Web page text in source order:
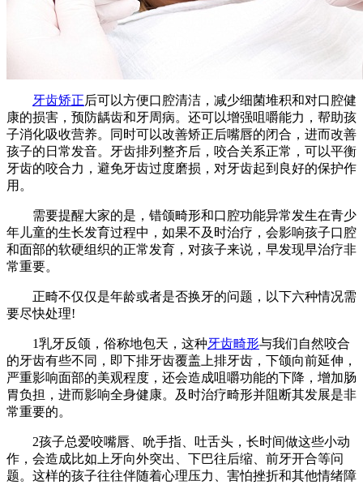
牙齿矫正后可以方便口腔清洁，减少细菌堆积和对口腔健
康的损害，预防龋齿和牙周病。还可以增强咀嚼能力，帮助孩
子消化吸收营养。同时可以改善矫正后嘴唇的闭合，进而改善
孩子的日常发音。牙齿排列整齐后，咬合关系正常，可以平衡
牙齿的咬合力，避免牙齿过度磨损，对牙齿起到良好的保护作
用。
需要提醒大家的是，错颌畸形和口腔功能异常发生在青少
年儿童的生长发育过程中，如果不及时治疗，会影响孩子口腔
和面部的软硬组织的正常发育，对孩子来说，早发现早治疗非
常重要。
正畸不仅仅是年龄或者是否换牙的问题，以下六种情况需
要尽快处理!
1乳牙反颌，俗称地包天，这种牙齿畸形与我们自然咬合
的牙齿有些不同，即下排牙齿覆盖上排牙齿，下颌向前延伸，
严重影响面部的美观程度，还会造成咀嚼功能的下降，增加肠
胃负担，进而影响全身健康。及时治疗畸形并阻断其发展是非
常重要的。
2孩子总爱咬嘴唇、吮手指、吐舌头，长时间做这些小动
作，会造成比如上牙向外突出、下巴往后缩、前牙开合等问
题。这样的孩子往往伴随着心理压力、害怕挫折和其他情绪障